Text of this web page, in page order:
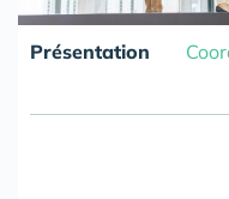
Présentation